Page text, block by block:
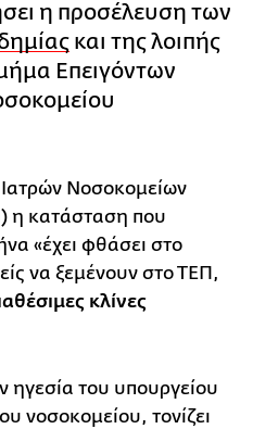
η προσέλευση των
και της λοιπής
Επειγόντων
Νοσοκομείων
η κατάσταση που
«έχει φθάσει στο
να ξεμένουν στο ΤΕΠ,
κλίνες
ηγεσία του υπουργείου
νοσοκομείου, τονίζει